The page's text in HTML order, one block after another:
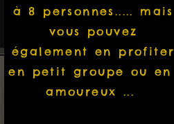
à 8 personnes..... mais
vous pouvez
également en profiter
en petit groupe ou en
amoureux ...